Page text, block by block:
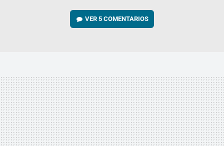
VER5 COMENTARIOS